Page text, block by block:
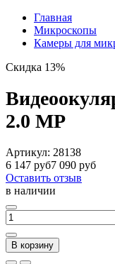
Главная
Микроскопы
Камеры для
Скидка 13%
2.0 MP
Артикул: 28138
6 147 руб7 090 руб
Оставить отзыв
в наличии
В корзину